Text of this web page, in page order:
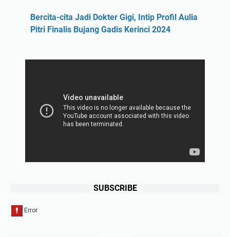
Bercita-cita Jadi Dokter Gigi, Intip Profil Aulia
Pitri Finalis Bujang Gadis Kerinci 2024
SUBSCRIBE